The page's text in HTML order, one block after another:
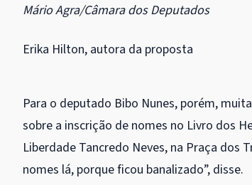
Mário Agra/Câmara dos Deputados
Erika Hilton, autora da proposta
Para o deputado Bibo Nunes, porém,
sobre a inscrição de nomes no Livro dos
Liberdade Tancredo Neves, na Praça dos
nomes lá, porque ficou banalizado”, disse.